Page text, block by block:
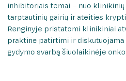
inhibitoriais temai – nuo klinikinių
tarptautinių gairių ir ateities
Renginyje pristatomi klinikiniai
praktine patirtimi ir
gydymo svarbą šiuolaikinėje